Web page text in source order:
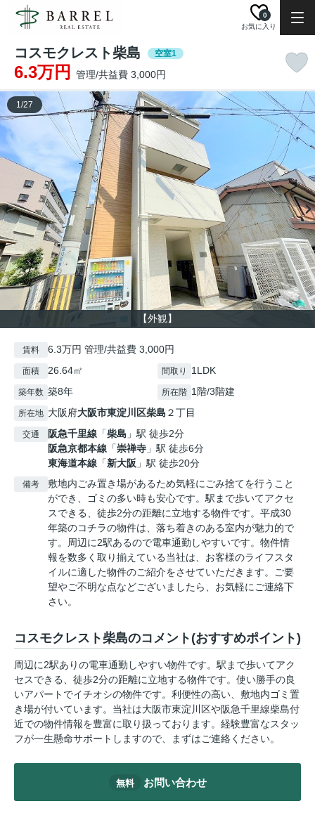
お気に入り
0
コスモクレスト柴島 空室1
6.3万円 管理/共益費 3,000円
【外観】
1/27
賃料 6.3万円 管理/共益費 3,000円
面積 26.64㎡ 間取り 1LDK
築年数 築8年 所在階 1階/3階建
所在地 大阪府大阪市東淀川区柴島 ２丁目
交通 阪急千里線 「柴島 」駅 徒歩2分
阪急京都本線 「崇禅寺 」駅 徒歩6分
東海道本線 「新大阪 」駅 徒歩20分
備考
敷地内ごみ置き場があるため気軽にごみ捨てを行うこと
ができ、ゴミの多い時も安心です。駅まで歩いてアクセ
スできる、徒歩2分の距離に立地する物件です。平成30
年築のコチラの物件は、落ち着きのある室内が魅力的で
す。周辺に2駅あるので電車通勤しやすいです。物件情
報を数多く取り揃えている当社は、お客様のライフスタ
イルに適した物件のご紹介をさせていただきます。ご要
望やご不明な点などございましたら、お気軽にご連絡下
さい。
コスモクレスト柴島のコメント(おすすめポイント)
周辺に2駅ありの電車通勤しやすい物件です。駅まで歩いてアク
セスできる、徒歩2分の距離に立地する物件です。使い勝手の良
いアパートでイチオシの物件です。利便性の高い、敷地内ゴミ置
き場が付いています。当社は大阪市東淀川区や阪急千里線柴島付
近での物件情報を豊富に取り扱っております。経験豊富なスタッ
フが一生懸命サポートしますので、まずはご連絡ください。
無料 お問い合わせ